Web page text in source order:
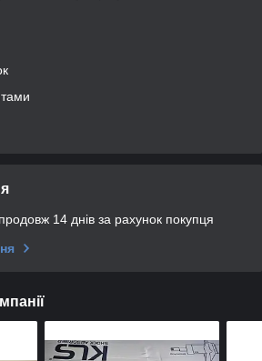
14 днів за рахунок покупця